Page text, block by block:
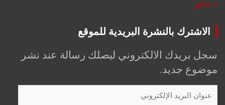
« مايو
الاشترك بالنشرة البريدية للموقع
سجل بريدك الالكتروني ليصلك رسالة عند نشر
موضوع جديد.
عنوان